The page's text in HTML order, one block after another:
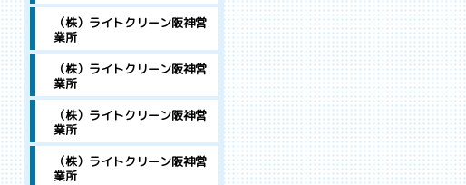
（株）ライトクリーン阪神営
業所
（株）ライトクリーン阪神営
業所
（株）ライトクリーン阪神営
業所
（株）ライトクリーン阪神営
業所